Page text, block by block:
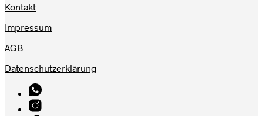
Kontakt
Impressum
AGB
Datenschutzerklärung